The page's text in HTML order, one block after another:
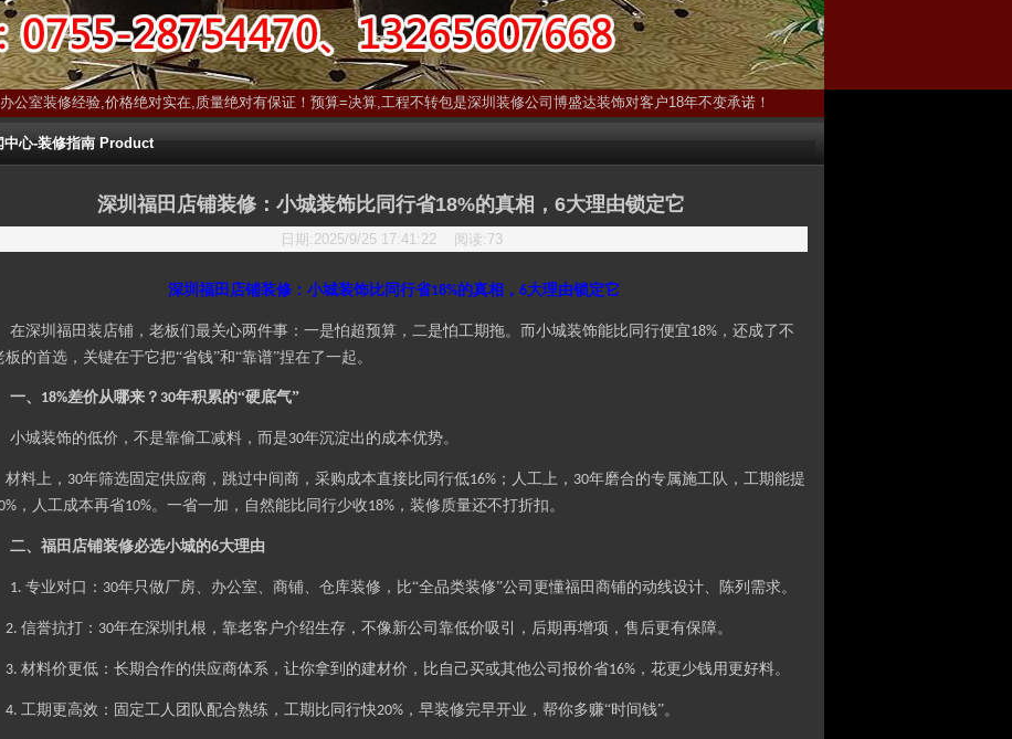
公室装修经验,价格绝对实在,质量绝对有保证！预算=决算,工程不转包是深圳装修公司博盛达装饰对客户18年不变承诺！
心-装修指南 Product
深圳福田店铺装修：小城装饰比同行省18%的真相，6大理由锁定它
日期:2025/9/25 17:41:22 阅读: 73
深圳福田店铺装修：小城装饰比同行省18%的真相， 6大理由锁定它
在深圳福田装店铺，老板们最关心两件事：一是怕超预算，二是怕工期拖。而小城装饰能比同行便宜18% ，还成了不
板的首选，关键在于它把“省钱”和“靠谱”捏在了一起。
一、 18%差价从哪来？ 30年积累的“硬底气”
小城装饰的低价，不是靠偷工减料，而是30年沉淀出的成本优势。
材料上， 30年筛选固定供应商，跳过中间商，采购成本直接比同行低16% ；人工上， 30年磨合的专属施工队，工期能提
，人工成本再省10%。一省一加，自然能比同行少收18% ，装修质量还不打折扣。
二、福田店铺装修必选小城的6大理由
1. 专业对口： 30年只做厂房、办公室、商铺、仓库装修，比“全品类装修”公司更懂福田商铺的动线设计、陈列需求。
2. 信誉抗打： 30年在深圳扎根，靠老客户介绍生存，不像新公司靠低价吸引，后期再增项，售后更有保障。
3. 材料价更低：长期合作的供应商体系，让你拿到的建材价，比自己买或其他公司报价省16% ，花更少钱用更好料。
4. 工期更高效：固定工人团队配合熟练，工期比同行快20% ，早装修完早开业，帮你多赚“时间钱”。